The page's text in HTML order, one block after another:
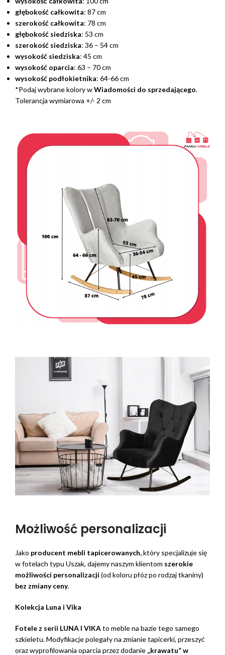
głębokość całkowita: 87 cm
szerokość całkowita: 78 cm
głębokość siedziska: 53 cm
szerokość siedziska: 36 – 54 cm
wysokość siedziska: 45 cm
wysokość oparcia: 63 – 70 cm
wysokość podłokietnika: 64-66 cm
*Podaj wybrane kolory wWiadomości do sprzedającego.
Tolerancja wymiarowa +/- 2 cm
Możliwość personalizacji
Jako producent mebli tapicerowanych,który specjalizuje się
w fotelach typu Uszak, dajemy naszym klientom szerokie
możliwości personalizacji (od koloru płóz po rodzaj tkaniny)
bez zmiany ceny.
Kolekcja Luna i Vika
Fotele z serii LUNA I VIKAto meble na bazie tego samego
szkieletu. Modyfikacje polegały na zmianie tapicerki, przeszyć
oraz wyprofilowania oparcia przez dodanie „krawatu” w